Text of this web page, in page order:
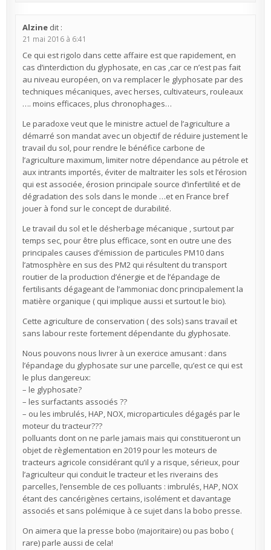
Alzine dit :
21 mai 2016 à 6:41
Ce qui est rigolo dans cette affaire est que rapidement, en
cas d’interdiction du glyphosate, en cas ,car ce n’est pas fait
au niveau européen, on va remplacer le glyphosate par des
techniques mécaniques, avec herses, cultivateurs, rouleaux
…. moins efficaces, plus chronophages…
Le paradoxe veut que le ministre actuel de l’agriculture a
démarré son mandat avec un objectif de réduire justement le
travail du sol, pour rendre le bénéfice carbone de
l’agriculture maximum, limiter notre dépendance au pétrole et
aux intrants importés, éviter de maltraiter les sols et l’érosion
qui est associée, érosion principale source d’infertilité et de
dégradation des sols dans le monde …et en France bref
jouer à fond sur le concept de durabilité.
Le travail du sol et le désherbage mécanique , surtout par
temps sec, pour être plus efficace, sont en outre une des
principales causes d’émission de particules PM10 dans
l’atmosphère en sus des PM2 qui résultent du transport
routier de la production d’énergie et de l’épandage de
fertilisants dégageant de l’ammoniac donc principalement la
matière organique ( qui implique aussi et surtout le bio).
Cette agriculture de conservation ( des sols) sans travail et
sans labour reste fortement dépendante du glyphosate.
Nous pouvons nous livrer à un exercice amusant : dans
l’épandage du glyphosate sur une parcelle, qu’est ce qui est
le plus dangereux:
– le glyphosate?
– les surfactants associés ??
– ou les imbrulés, HAP, NOX, microparticules dégagés par le
moteur du tracteur???
polluants dont on ne parle jamais mais qui constitueront un
objet de règlementation en 2019 pour les moteurs de
tracteurs agricole considérant qu’il y a risque, sérieux, pour
l’agriculteur qui conduit le tracteur et les riverains des
parcelles, l’ensemble de ces polluants : imbrulés, HAP, NOX
étant des cancérigènes certains, isolément et davantage
associés et sans polémique à ce sujet dans la bobo presse.
On aimera que la presse bobo (majoritaire) ou pas bobo (
rare) parle aussi de cela!